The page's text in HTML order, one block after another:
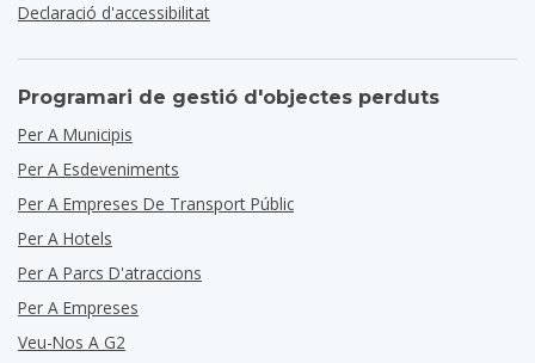
Declaració d'accessibilitat
Programari de gestió d'objectes perduts
Per A Municipis
Per A Esdeveniments
Per A Empreses De Transport Públic
Per A Hotels
Per A Parcs D'atraccions
Per A Empreses
Veu-Nos A G2